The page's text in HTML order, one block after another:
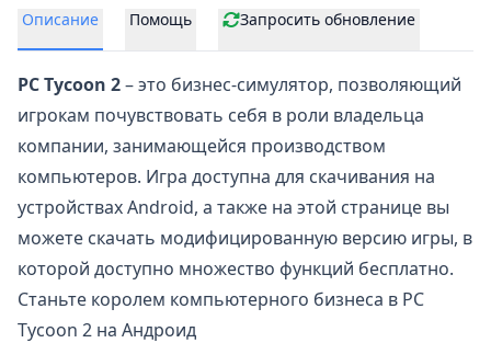
Описание Помощь Запросить обновление
PC Tycoon 2– это бизнес-симулятор, позволяющий
игрокам почувствовать себя в роли владельца
компании, занимающейся производством
компьютеров. Игра доступна для скачивания на
устройствах Android, а также на этой странице вы
можете скачать модифицированную версию игры, в
которой доступно множество функций бесплатно.
Станьте королем компьютерного бизнеса в PC
Tycoon 2 на Андроид